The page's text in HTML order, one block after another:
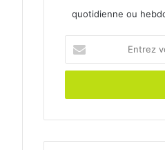
quotidienne ou
votre
adresse
mail